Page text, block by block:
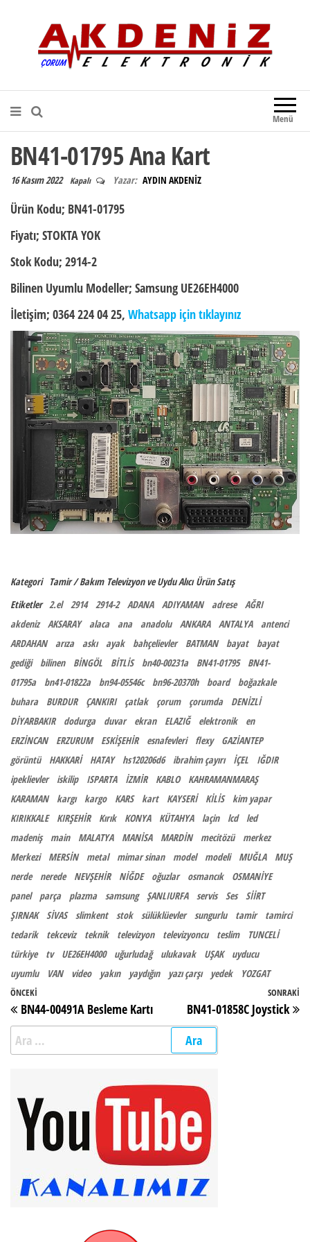
Akdeniz Elektronik
Teknik Destek, Kaliteli Hizmet |
Çorum Elektronik Firması
Menü
BN41-01795 Ana Kart
16 Kasım 2022 Kapalı Yazar: AYDIN AKDENİZ
Ürün Kodu; BN41-01795
Fiyatı; STOKTA YOK
Stok Kodu; 2914-2
Bilinen Uyumlu Modeller; Samsung UE26EH4000
İletişim; 0364 224 04 25, Whatsapp için tıklayınız
Kategori Tamir / Bakım Televizyon ve Uydu Alıcı Ürün Satış
Etiketler 2.el 2914 2914-2 ADANA ADIYAMAN adrese
AĞRI
akdeniz
AKSARAY alaca ana anadolu ANKARA ANTALYA
antenci
ARDAHAN
arıza askı ayak bahçelievler BATMAN bayat
bayat
gediği
bilinen BİNGÖL BİTLİS bn40-00231a BN41-01795
BN41-
01795a
bn41-01822a bn94-05546c bn96-20370h board
boğazkale
buhara
BURDUR ÇANKIRI çatlak çorum çorumda
DENİZLİ
DİYARBAKIR
dodurga duvar ekran ELAZIĞ elektronik
en
ERZİNCAN
ERZURUM ESKİŞEHİR esnafevleri flexy
GAZİANTEP
görüntü
HAKKARİ HATAY hs120206d6 ibrahim çayırı İÇEL
IĞDIR
ipeklievler
iskilip ISPARTA İZMİR KABLO
KAHRAMANMARAŞ
KARAMAN
kargı kargo KARS kart KAYSERİ KİLİS
kim yapar
KIRIKKALE
KIRŞEHİR Kırık KONYA KÜTAHYA laçin lcd
led
madeniş
main MALATYA MANİSA MARDİN mecitözü
merkez
Merkezi
MERSİN metal mimar sinan model modeli MUĞLA
MUŞ
nerde
nerede NEVŞEHİR NİĞDE oğuzlar osmancık
OSMANİYE
panel
parça plazma samsung ŞANLIURFA servis Ses
SİİRT
ŞIRNAK
SİVAS slimkent stok sülüklüevler sungurlu tamir
tamirci
tedarik
tekceviz teknik televizyon televizyoncu teslim
TUNCELİ
türkiye
tv UE26EH4000 uğurludağ ulukavak UŞAK
uyducu
uyumlu
VAN video yakın yaydığın yazı çarşı yedek YOZGAT
Yazı gezinmesi
Önceki Yazı
ÖNCEKI
BN44-00491A Besleme Kartı
SONRAKI
BN41-01858C Joystick
Arama: